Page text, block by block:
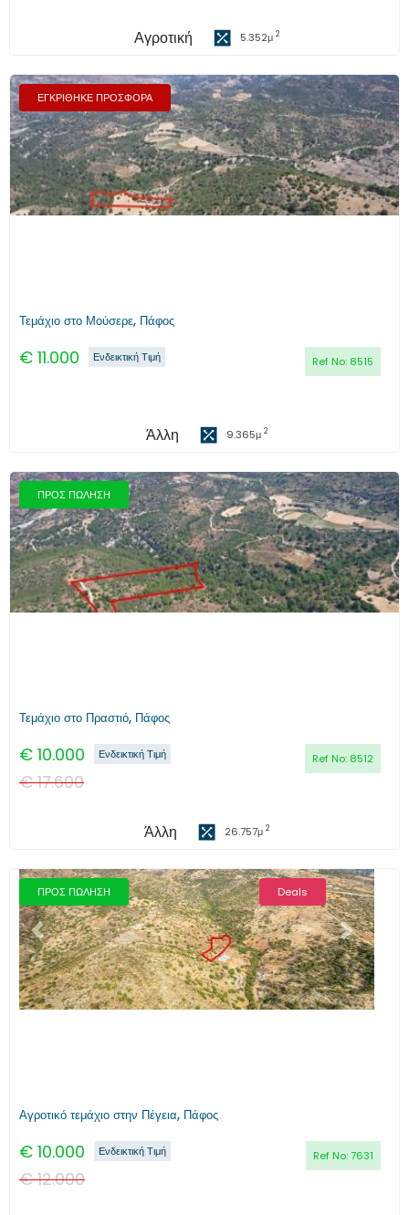
Αγροτική 5.352μ 2
ΕΓΚΡΙΘΗΚΕ ΠΡΟΣΦΟΡΑ
Τεμάχιο στο Μούσερε, Πάφος
€ 11.000 Ref No: 8515
Ενδεικτική Τιμή
Άλλη 9.365μ 2
ΠΡΟΣ ΠΩΛΗΣΗ
Τεμάχιο στο Πραστιό, Πάφος
€ 10.000 Ref No: 8512
Ενδεικτική Τιμή
€17.600
Άλλη 26.757μ 2
ΠΡΟΣ ΠΩΛΗΣΗ Deals
Προηγούμενο Επόμενο
Αγροτικό τεμάχιο στην Πέγεια, Πάφος
€ 10.000 Ref No:7631
Ενδεικτική Τιμή
€12.000